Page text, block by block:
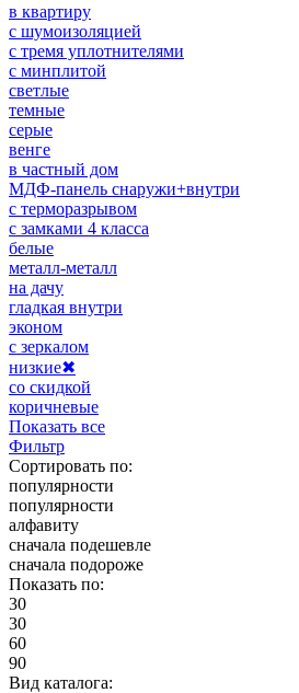
в квартиру
с шумоизоляцией
с тремя уплотнителями
с минплитой
светлые
темные
серые
венге
в частный дом
МДФ-панель снаружи+внутри
с терморазрывом
с замками 4 класса
белые
металл-металл
на дачу
гладкая внутри
эконом
с зеркалом
низкие✖
со скидкой
коричневые
Показать все
Фильтр
Сортировать по:
популярности
популярности
алфавиту
сначала подешевле
сначала подороже
Показать по:
30
30
60
90
Вид каталога: